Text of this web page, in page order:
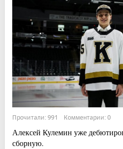
Прочитали: 991 Комментарии: 0
Алексей Кулемин уже
сборную.